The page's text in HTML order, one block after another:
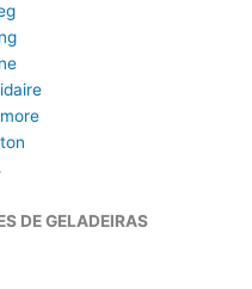
DE GELADEIRAS